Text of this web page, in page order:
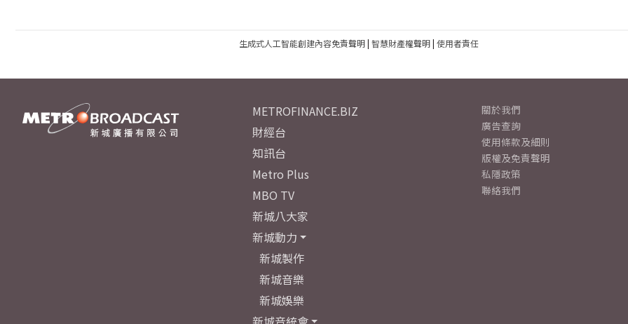
生成式人工智能創建內容免責聲明| 智慧財產權聲明| 使用者責任
METROFINANCE.BIZ
財經台
知訊台
Metro Plus
MBO TV
新城八大家
新城動力
新城製作
新城音樂
新城娛樂
關於我們
廣告查詢
使用條款及細則
版權及免責聲明
私隱政策
聯絡我們